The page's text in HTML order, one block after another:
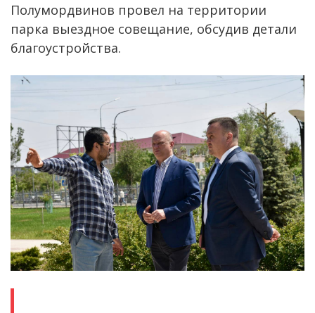
Полумордвинов провел на территории
парка выездное совещание, обсудив детали
благоустройства.